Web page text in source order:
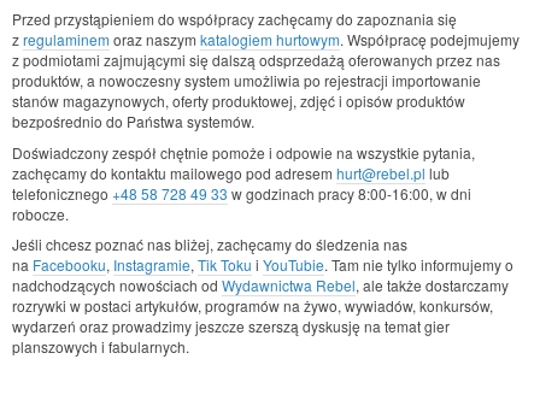
Przed przystąpieniem do współpracy zachęcamy do zapoznania się
zregulaminem oraz naszym katalogiem hurtowym. Współpracę podejmujemy
z podmiotami zajmującymi się dalszą odsprzedażą oferowanych przez nas
produktów, a nowoczesny system umożliwia po rejestracji importowanie
stanów magazynowych, oferty produktowej, zdjęć i opisów produktów
bezpośrednio do Państwa systemów.
Doświadczony zespół chętnie pomoże i odpowie na wszystkie pytania,
zachęcamy do kontaktu mailowego pod adresem hurt@rebel.pl lub
telefonicznego +48 58 728 49 33 w godzinach pracy 8:00-16:00, w dni
robocze.
Jeśli chcesz poznać nas bliżej, zachęcamy do śledzenia nas
na Facebooku, Instagramie, Tik Toku i YouTubie. Tam nie tylko informujemy o
nadchodzących nowościach od Wydawnictwa Rebel, ale także dostarczamy
rozrywki w postaci artykułów, programów na żywo, wywiadów, konkursów,
wydarzeń oraz prowadzimy jeszcze szerszą dyskusję na temat gier
planszowych i fabularnych.